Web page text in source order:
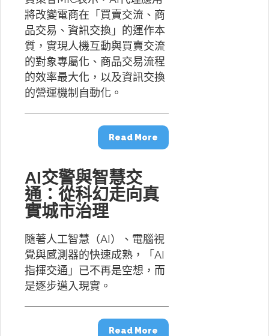
將改變電商在「買賣交流、商
品交易、資訊交換」的運作本
質，實現人機互動與買賣交流
的對象專屬化、商品交易流程
的效率最大化，以及資訊交換
的營運機制自動化。
Read More
AI交警與智慧交
通：從科幻走向真
實城市治理
隨著人工智慧（AI）、電腦視
覺與感測器的快速成熟，「AI
指揮交通」已不再是空想，而
是逐步邁入現實。
Read More